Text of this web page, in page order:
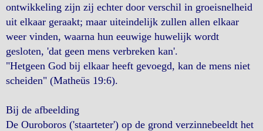
ontwikkeling zijn zij echter door verschil in groeisnelheid
uit elkaar geraakt; maar uiteindelijk zullen allen elkaar
weer vinden, waarna hun eeuwige huwelijk wordt
gesloten, 'dat geen mens verbreken kan'.
"Hetgeen God bij elkaar heeft gevoegd, kan de mens niet
scheiden" (Matheüs 19:6).
Bij de afbeelding
De Ouroboros ('staarteter') op de grond verzinnebeeldt het